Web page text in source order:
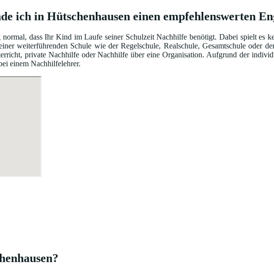
ich in Hütschenhausen einen empfehlenswerten
dass Ihr Kind im Laufe seiner Schulzeit Nachhilfe benötigt. Dabei spielt es
weiterführenden Schule wie der Regelschule, Realschule, Gesamtschule oder
private Nachhilfe oder Nachhilfe über eine Organisation. Aufgrund der
einem Nachhilfelehrer.